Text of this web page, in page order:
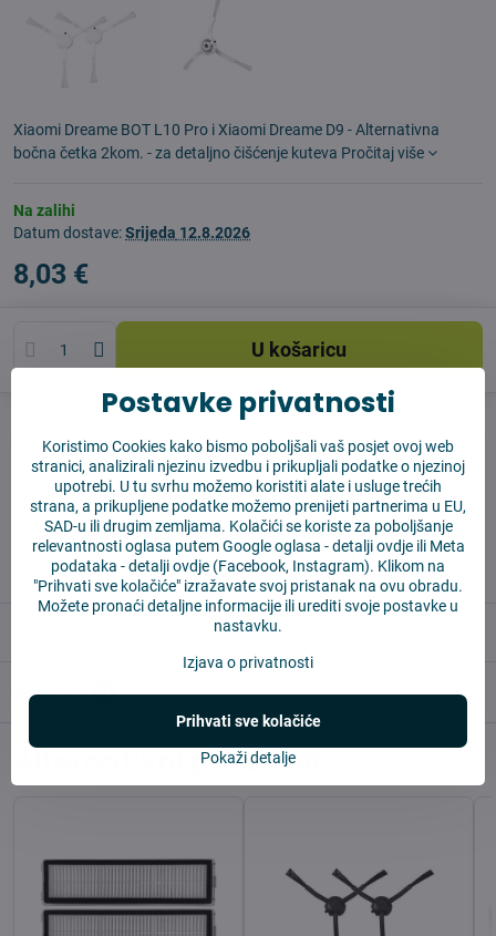
Xiaomi Dreame BOT L10 Pro i Xiaomi Dreame D9 - Alternativna
bočna četka 2kom. - za detaljno čišćenje kuteva Pročitaj više
Na zalihi
Datum dostave:Srijeda 12.8.2026
8,03 €
U košaricu
Proizvođač:Vysajto.sk
✅ Spremno za slanje odmah
✅ BESPLATNA dostava iznad 55 EUR
✅ 14 dana za povrat robe
Reviews 0
Alternativni proizvodi
Postavke privatnosti
Koristimo Cookies kako bismo poboljšali vaš posjet ovoj web
stranici, analizirali njezinu izvedbu i prikupljali podatke o njezinoj
upotrebi. U tu svrhu možemo koristiti alate i usluge trećih
strana, a prikupljene podatke možemo prenijeti partnerima u EU,
SAD-u ili drugim zemljama. Kolačići se koriste za poboljšanje
relevantnosti oglasa putem Google oglasa -detalji ovdjeili Meta
podataka -detalji ovdje (Facebook, Instagram). Klikom na
"Prihvati sve kolačiće" izražavate svoj pristanak na ovu obradu.
Možete pronaći detaljne informacije ili urediti svoje postavke u
nastavku.
Izjava o privatnosti
Pokaži detalje
Prihvati sve kolačiće